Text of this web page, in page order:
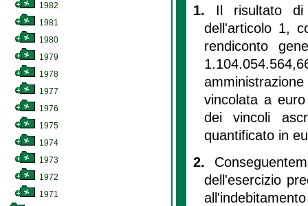
1982
1981
1980
1979
1978
1977
1976
1975
1974
1973
1972
1971
1. Il risultato di
dell'articolo 1,
rendiconto
vincolata a
dei vincoli
quantificato in
2.
dell'esercizio